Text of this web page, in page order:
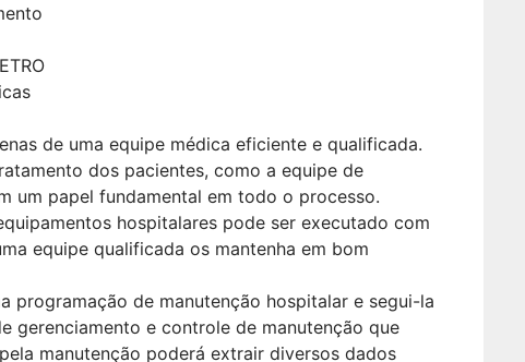
de uma equipe médica eficiente e qualificada.
dos pacientes, como a equipe de
um papel fundamental em todo o processo.
hospitalares pode ser executado com
equipe qualificada os mantenha em bom
programação de manutenção hospitalar e segui-la
gerenciamento e controle de manutenção que
manutenção poderá extrair diversos dados